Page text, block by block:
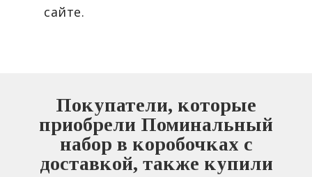
сайте.
Покупатели, которые
приобрели Поминальный
набор в коробочках с
доставкой, также купили